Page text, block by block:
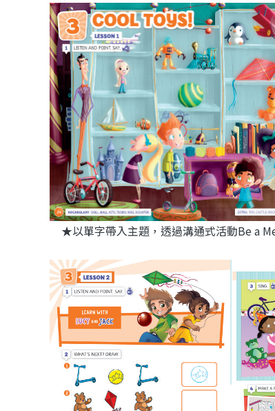
★以單字帶入主題，透過溝通式活動Be a